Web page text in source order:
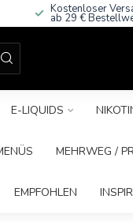
Kostenloser
ab 29 €
E-LIQUIDS
MEHRWEG /
EMPFOHLEN